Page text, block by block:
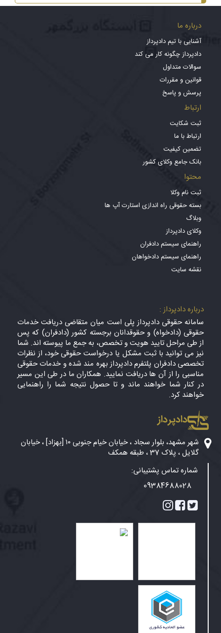
درباره ما
آشنایی با تیم دادپرداز
دادپرداز چگونه کار می کند
سوالات متداول
قوانین و مقررات
پرسش و پاسخ
ارتباط
ثبت شکایت
ارتباط با ما
تضمین کیفیت
بانک جامع وکلای کشور
محتوا
ثبت نام وکلا
بسته حقوقی راه اندازی استارت آپ ها
وبلاگ
وکلای دادپرداز
راهنمای سیستم دادفران
راهنمای سیستم دادخواهان
نقشه سایت
درباره دادپرداز :
سامانه حقوقی دادپرداز پلی است میان متقاضی دریافت خدمات
حقوقی (دادخواه) و حقوقدانان برجسته کشور (دادفران) که پس
از طی مراحل تایید هویت و تخصص، به جمع ما پیوسته اند. شما
نیز می توانید با ثبت مشکل یا درخواست حقوقی خود، از نظرات
تخصصی دادفران پلتفرم دادپرداز بهره مند شده و خدمات حقوقی
مناسبی را از آن ها دریافت نمایید. همکاران ما در طی این مسیر
در کنار شما خواهند ماند و تا حصول نتیجه شما را راهنمایی
خواهند کرد.
دادپرداز
شهر مشهد، بلوار سجاد ، خیابان خیام جنوبی ۱۰ [بهزاد] ، خیابان
گلایل ، پلاک 37 ، طبقه همکف
شماره تماس پشتیبانی:
09384688028